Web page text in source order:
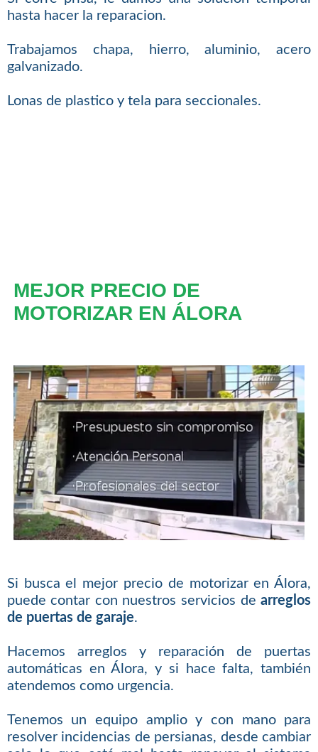
hasta hacer la reparacion.
Trabajamos chapa, hierro, aluminio, acero
galvanizado.
Lonas de plastico y tela para seccionales.
MEJOR PRECIO DE
MOTORIZAR EN ÁLORA
Si busca el mejor precio de motorizar en Álora,
puede contar con nuestros servicios dearreglos
de puertas de garaje.
Hacemos arreglos y reparación de puertas
automáticas en Álora, y si hace falta, también
atendemos como urgencia.
Tenemos un equipo amplio y con mano para
resolver incidencias de persianas, desde cambiar